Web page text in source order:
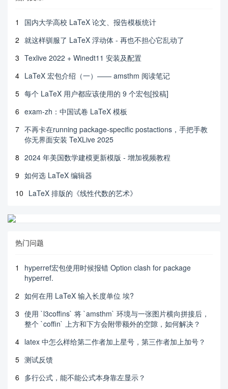
\allowdisplaybreaks
\makeatletter
\renewtheoremstyle{plain}%
#2\theorem@separator]}%
#2\ \normalfont({##3})\theorem@separator]}
\theoremstyle{plain}
\theoremheaderfont{\normalfont\bfseries}
\theoremseparator{\textbf{.}}
\newtheorem{theorem}{定理}[section]
\newtheorem{corollary}[theorem]{推论}
\newtheorem{proposition}[theorem]{命题}
\newtheorem{lemma}[theorem]{引理}
\newtheorem{nature}[theorem]{性质}
%\theoremstyle{definition}
\newtheorem{example}[theorem]{示例}
\newtheorem{hypothesis}[theorem]{假设}
ction}}
\renewcommand\thetable{\thechapter{}.\arabic{tabl
\renewcommand\thefigure{\thechapter{}.\arabic{fig
\newcommand{\headingstobeshown}{}
\newcommand{\set}[1]{\{#1\}}
\newcommand*{\dif}{\mathop{}\!\mathrm{d}}
\newcommand{\RomanNum}[1]{\uppercase\expandafter
{\romannumeral #1\relax}}
1
国内大学高校 LaTeX 论文、报告模板统计
2 就这样驯服了 LaTeX 浮动体 - 再也不担心它乱动了
3 Texlive 2022 + Winedt11 安装及配置
4 LaTeX 宏包介绍（一）—— amsthm 阅读笔记
5 每个 LaTeX 用户都应该使用的 9 个宏包[投稿]
6 exam-zh：中国试卷 LaTeX 模板
7 不再卡在running package-specific postactions，手把手教
你无界面安装 TeXLive 2025
8 2024 年美国数学建模更新模版 - 增加视频教程
9 如何选 LaTeX 编辑器
10 LaTeX 排版的《线性代数的艺术》
热门问题
1
hyperref宏包使用时候报错 Option clash for package
hyperref.
2 如何在用 LaTeX 输入长度单位 埃?
3 使用 `l3coffins` 将 `amsthm` 环境与一张图片横向拼接后，
整个 `coffin` 上方和下方会附带额外的空隙，如何解决？
4 latex 中怎么样给第二作者加上星号，第三作者加上加号？
5 测试反馈
6 多行公式，能不能公式本身靠左显示？